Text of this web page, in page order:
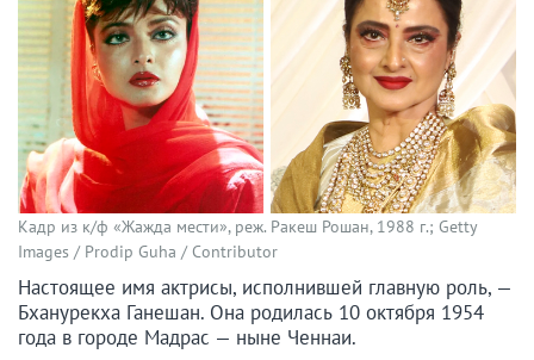
Кадр из к/ф «Жажда мести», реж. Ракеш Рошан, 1988 г.; Getty
Images / Prodip Guha / Contributor
Настоящее имя актрисы, исполнившей главную роль, —
Бханурекха Ганешан. Она родилась 10 октября 1954
года в городе Мадрас — ныне Ченнаи.